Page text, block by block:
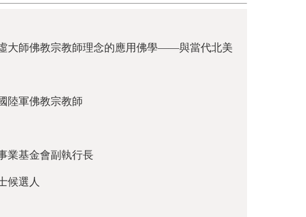
大師佛教宗教師理念的應用佛學——與當代北美
陸軍佛教宗教師
業基金會副執行長
候選人